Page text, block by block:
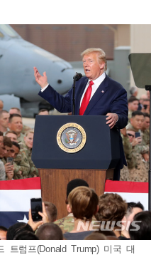
트럼프(Donald Trump) 미국 대